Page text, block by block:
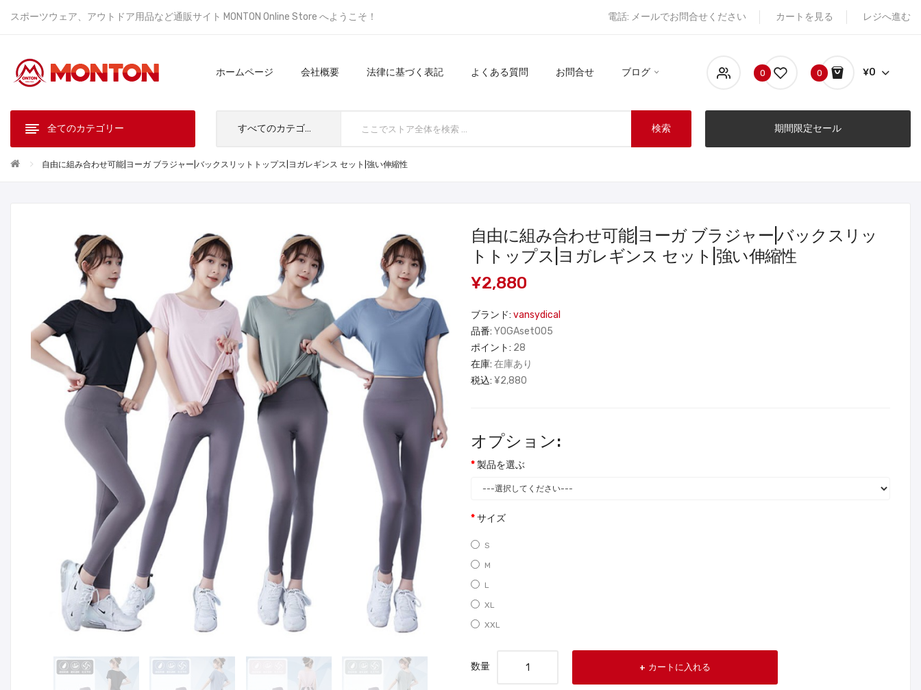
スポーツウェア、アウトドア用品など通販サイト MONTON Online Store へようこそ！ 電話: メールでお問合せください カートを見る レジへ進む
ホームページ 会社概要 法律に基づく表記 よくある質問 お問合せ ブログ 0 0 ¥0
全てのカテゴリー すべてのカテゴリ 検索 期間限定セール
自由に組み合わせ可能|ヨーガ ブラジャー|バックスリットトップス|ヨガレギンス セット|強い伸縮性
自由に組み合わせ可能|ヨーガ ブラジャー|バックスリッ
トトップス|ヨガレギンス セット|強い伸縮性
¥2,880
ブランド: vansydical
品番: YOGAset005
ポイント: 28
在庫: 在庫あり
税込: ¥2,880
オプション:
製品を選ぶ
サイズ
S
M
L
XL
XXL
数量 カートに入れる